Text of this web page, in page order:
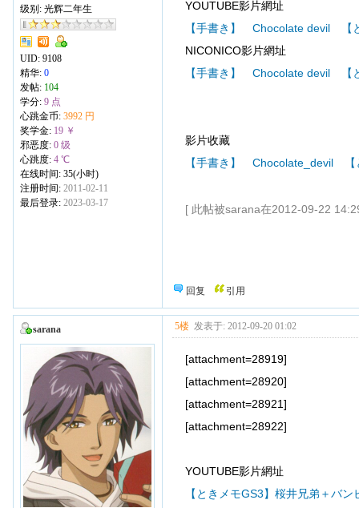
级别: 光辉二年生
UID: 9108
精华: 0
发帖: 104
学分: 9 点
心跳金币: 3992 円
奖学金: 19 ￥
邪恶度: 0 级
心跳度: 4 ℃
在线时间: 35(小时)
注册时间: 2011-02-11
最后登录: 2023-03-17
YOUTUBE影片網址
【手書き】 Chocolate devil 【
NICONICO影片網址
【手書き】 Chocolate devil 【
影片收藏
【手書き】 Chocolate_devil 【
[ 此帖被sarana在2012-09-22
回复 引用
sarana 5楼 发表于: 2012-09-20 01:02
[attachment=28919]
[attachment=28920]
[attachment=28921]
[attachment=28922]
YOUTUBE影片網址
【ときメモGS3】桜井兄弟＋バ